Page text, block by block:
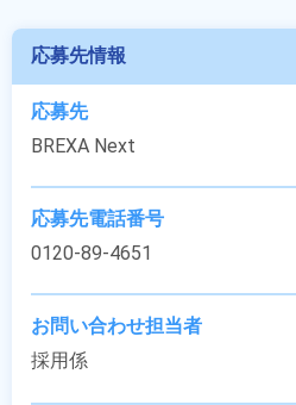
応募先情報
応募先
BREXA Next
応募先電話番号
0120-89-4651
お問い合わせ担当者
採用係